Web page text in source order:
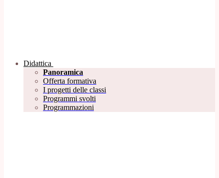
Didattica
Panoramica
Offerta formativa
I progetti delle classi
Programmi svolti
Programmazioni